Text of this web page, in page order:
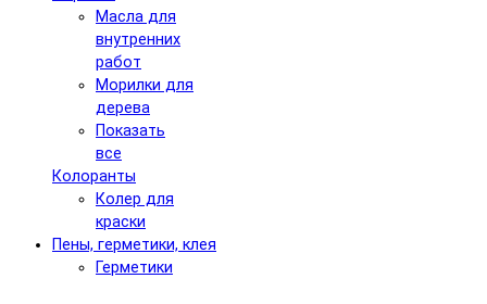
Масла для
внутренних
работ
Морилки для
дерева
Показать
все
Колоранты
Колер для
краски
Пены, герметики, клея
Герметики